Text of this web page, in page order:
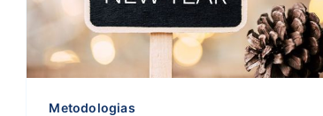
Metodologias